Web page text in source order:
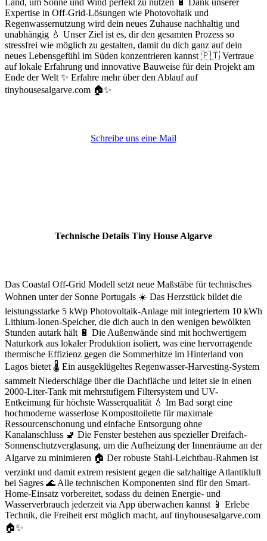
Land, um Sonne und Wind perfekt zu nutzen 🔋 Dank unserer
Expertise in Off-Grid-Lösungen wie Photovoltaik und
Regenwassernutzung wird dein neues Zuhause nachhaltig und
unabhängig 💧 Unser Ziel ist es, dir den gesamten Prozess so
stressfrei wie möglich zu gestalten, damit du dich ganz auf dein
neues Lebensgefühl im Süden konzentrieren kannst 🇵🇹 Vertraue
auf lokale Erfahrung und innovative Bauweise für dein Projekt am
Ende der Welt ✨ Erfahre mehr über den Ablauf auf
tinyhousesalgarve.com 🏠✨
Schreibe uns eine Mail
Technische Details Tiny House Algarve
Das Coastal Off-Grid Modell setzt neue Maßstäbe für technisches
Wohnen unter der Sonne Portugals ☀️ Das Herzstück bildet die
leistungsstarke 5 kWp Photovoltaik-Anlage mit integriertem 10 kWh
Lithium-Ionen-Speicher, die dich auch in den wenigen bewölkten
Stunden autark hält 🔋 Die Außenwände sind mit hochwertigem
Naturkork aus lokaler Produktion isoliert, was eine hervorragende
thermische Effizienz gegen die Sommerhitze im Hinterland von
Lagos bietet 🌡️ Ein ausgeklügeltes Regenwasser-Harvesting-System
sammelt Niederschläge über die Dachfläche und leitet sie in einen
2000-Liter-Tank mit mehrstufigem Filtersystem und UV-
Entkeimung für höchste Wasserqualität 💧 Im Bad sorgt eine
hochmoderne wasserlose Komposttoilette für maximale
Ressourcenschonung und einfache Entsorgung ohne
Kanalanschluss 🚽 Die Fenster bestehen aus spezieller Dreifach-
Sonnenschutzverglasung, um die Aufheizung der Innenräume an der
Algarve zu minimieren 🏠 Der robuste Stahl-Leichtbau-Rahmen ist
verzinkt und damit extrem resistent gegen die salzhaltige Atlantikluft
bei Sagres 🌊 Alle technischen Komponenten sind für den Smart-
Home-Einsatz vorbereitet, sodass du deinen Energie- und
Wasserverbrauch jederzeit via App überwachen kannst 📱 Erlebe
Technik, die Freiheit erst möglich macht, auf tinyhousesalgarve.com
🏠✨